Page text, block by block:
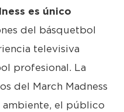
es único
del básquetbol
televisiva
profesional. La
del March Madness
ambiente, el público